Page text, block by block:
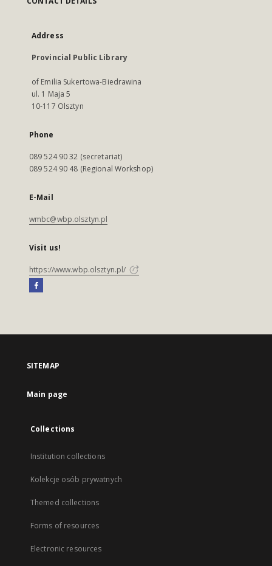
Address
Provincial Public Library
of Emilia Sukertowa-Biedrawina
ul. 1 Maja 5
10-117 Olsztyn
Phone
089 524 90 32 (secretariat)
089 524 90 48 (Regional Workshop)
E-Mail
wmbc@wbp.olsztyn.pl
Visit us!
https://www.wbp.olsztyn.pl/
SITEMAP
Main page
Collections
Institution collections
Kolekcje osób prywatnych
Themed collections
Forms of resources
Electronic resources